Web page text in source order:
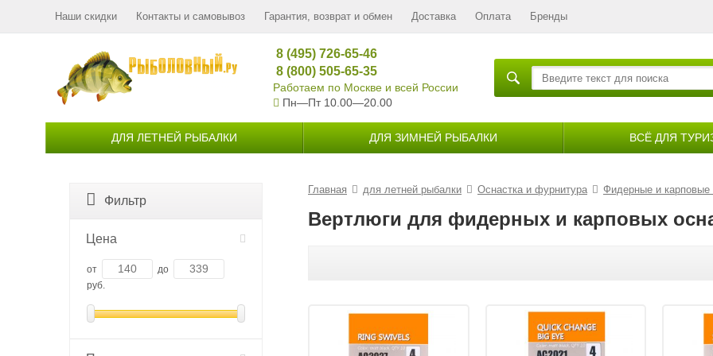
Наши скидки Контакты и самовывоз Гарантия, возврат и обмен Доставка Оплата Бренды
8 (495) 726-65-46
8 (800) 505-65-35
Работаем по Москве и всей России
Пн—Пт 10.00—20.00
ДЛЯ ЛЕТНЕЙ РЫБАЛКИ ДЛЯ ЗИМНЕЙ РЫБАЛКИ ВСЁ ДЛЯ
Главная для летней рыбалки Оснастка и фурнитура Фидерные и карповые
Вертлюги для фидерных и карповых
Фильтр
Цена
от
до
руб.